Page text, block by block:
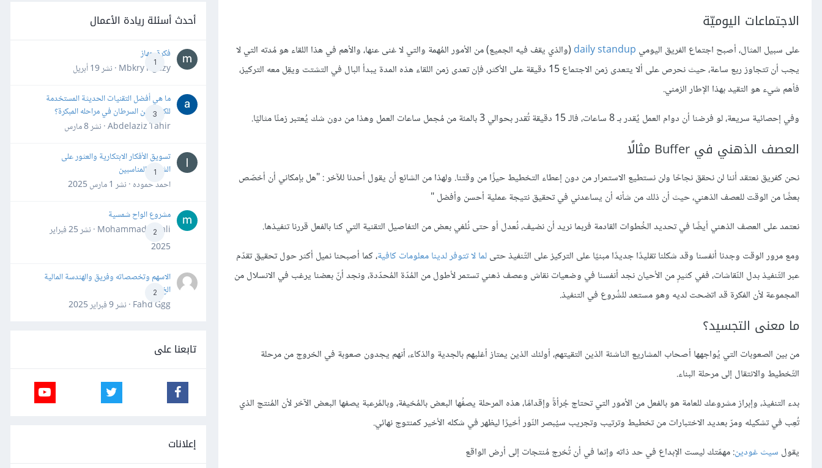
الاجتماعات اليوميّة
على سبيل المثال، أصبح اجتماع الفريق اليومي daily standup (والذي يقف فيه الجميع) من الأمور المُهمة والتي لا غنى عنها، والأهم في هذا اللقاء هو مُدته التي لا
يجب أن تتجاوز ربع ساعة، حيث نحرص على ألا يتعدى زمن الاجتماع 15 دقيقة على الأكثر، فإن تعدى زمن اللقاء هذه المدة يبدأ البال في التشتت ويقِل معه التركيز،
فأهم شيء هو التقيد بهذا الإطار الزمني.
وفي إحصائية سريعة، لو فرضنا أن دوام العمل يٌقدر بـ 8 ساعات، فالـ 15 دقيقة تُقدر بحوالي 3 بالمئة من مُجمل ساعات العمل وهذا من دون شك يُعتبر زمنًا مثاليًا.
العصف الذهني في Buffer مثالًا
نحن كفريق نعتقد أننا لن نحقق نجاحًا ولن نستطيع الاستمرار من دون إعطاء التخطيط حيزًا من وقتنا. ولهذا من الشائع أن يقول أحدنا للآخر : "هل بإمكاني أن أخصّص
بعضًا من الوقت للعصف الذهني، حيث أن ذلك من شأنه أن يساعدني في تحقيق نتيجة عملية أحسن وأفضل "
نعتمد على العصف الذهني أيضًا في تحديد الخُطوات القادمة فربما نريد أن نضيف، نُعدل أو حتى نُلغي بعض من التفاصيل التقنية التي كنا بالفعل قررنا تنفيذها.
ومع مرور الوقت وجدنا أنفسنا وقد شكلنا تقليدًا جديدًا مبنيًا على التركيز على التّنفيذ حتىلما لا تتوفر لدينا معلومات كافية، كما أصبحنا نميل أكثر حول تحقيق تقدّم
عبر التّنفيذ بدل النّقاشات، ففي كثيرٍ من الأحيان نجد أنفسنا في وضعيات نقاش وعصف ذهني تستمر لأطول من المُدّة المُحدّدة، ونجد أنّ بعضنا يرغب في الانسلال من
المجموعة لأن الفكرة قد اتضحت لديه وهو مستعد للشُروع في التنفيذ.
ما معنى التجسيد؟
من بين الصعوبات التي يُواجهها أصحاب المشاريع الناشئة الذين التقيتهم، أولئك الذين يمتاز أغلبهم بالجدية والذكاء، أنهم يجدون صعوبة في الخروج من مرحلة
التّخطيط والانتقال إلى مرحلة البناء.
بدء التنفيذ، وإبراز مشروعك للعامة هو بالفعل من الأمور التي تحتاج جُرأةً وإقدامًا، هذه المرحلة يصفُها البعض بالمُخيفة، وبالمُرعبة يصفها البعض الآخر لأن المُنتج الذي
تُعِب في تشكيله ومرّ بعديد الاختبارات من تخطيط وترتيب وتجريب سيُبصر النّور أخيرًا ليظهر في شكله الأخير كمنتوج نهائي.
يقول سيث غودين: مهمّتك ليست الإبداع في حد ذاته وإنما في أن تُخرج مُنتجات إلى أرض الواقع
أحدث أسئلة ريادة الأعمال
1
فكرة جهاز
Mbkry Hgazy · نشر
19 أبريل
3
ما هي أفضل التقنيات الحديثة المستخدمة
للكشف عن السرطان في مراحله المبكرة؟
Abdelaziz Tahir · نشر
8 مارس
1
تسويق الأفكار الابتكارية والعثور على
الشركاء المناسبين
احمد حموده · نشر 1 مارس 2025
2
مشروع الواح شمسية
Mohammad Awali · نشر
25 فبراير
2025
2
الاسهم وتخصصاته وفريق والهندسة المالية
الخ
Fahd Ggg · نشر
9 فبراير 2025
تابعنا على
إعلانات